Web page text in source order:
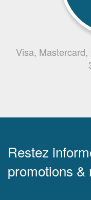
Visa,
Restez
promotions &